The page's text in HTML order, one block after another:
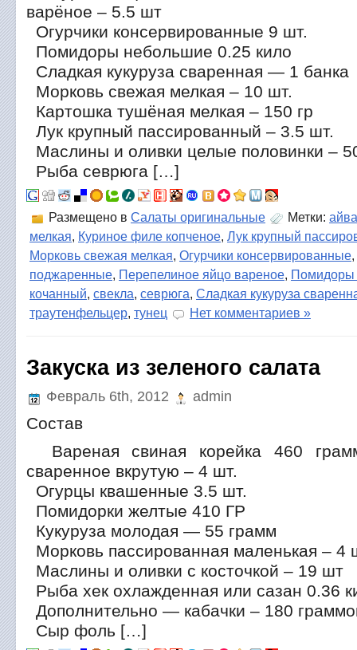
варёное – 5.5 шт
Огурчики консервированные 9 шт.
Помидоры небольшие 0.25 кило
Сладкая кукуруза сваренная — 1 банка
Морковь свежая мелкая – 10 шт.
Картошка тушёная мелкая – 150 гр
Лук крупный пассированный – 3.5 шт.
Маслины и оливки целые половинки –
Рыба севрюга […]
Размещено в Салаты оригинальные Метки: айва
мелкая, Куриное филе копченое, Лук крупный
Морковь свежая мелкая, Огурчики консервированные,
поджаренные, Перепелиное яйцо вареное, Помидоры
кочанный, свекла, севрюга, Сладкая кукуруза
траутенфельцер, тунец Нет комментариев »
Закуска из зеленого салата
Февраль 6th, 2012 admin
Состав
Вареная свиная корейка 460
сваренное вкрутую – 4 шт.
Огурцы квашенные 3.5 шт.
Помидорки желтые 410 ГР
Кукуруза молодая — 55 грамм
Морковь пассированная маленькая – 4
Маслины и оливки с косточкой – 19 шт
Рыба хек охлажденная или сазан 0.36
Дополнительно — кабачки – 180
Сыр фоль […]